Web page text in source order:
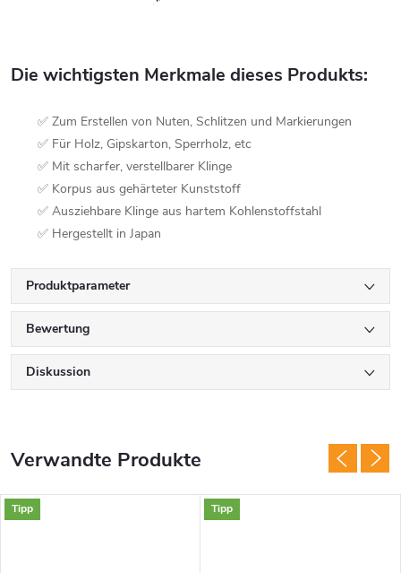
Die wichtigsten Merkmale dieses Produkts:
✅ Zum Erstellen von Nuten, Schlitzen und Markierungen
✅ Für Holz, Gipskarton, Sperrholz, etc
✅ Mit scharfer, verstellbarer Klinge
✅ Korpus aus gehärteter Kunststoff
✅ Ausziehbare Klinge aus hartem Kohlenstoffstahl
✅ Hergestellt in Japan
Produktparameter
Bewertung
Diskussion
Verwandte Produkte
Tipp Tipp